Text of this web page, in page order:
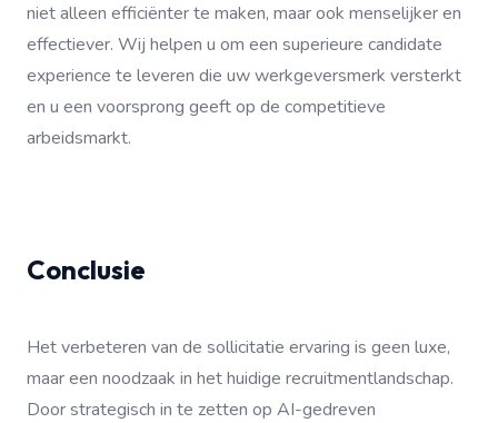
niet alleen efficiënter te maken, maar ook menselijker en
effectiever. Wij helpen u om een superieure candidate
experience te leveren die uw werkgeversmerk versterkt
en u een voorsprong geeft op de competitieve
arbeidsmarkt.
Conclusie
Het verbeteren van de sollicitatie ervaring is geen luxe,
maar een noodzaak in het huidige recruitmentlandschap.
Door strategisch in te zetten op AI-gedreven